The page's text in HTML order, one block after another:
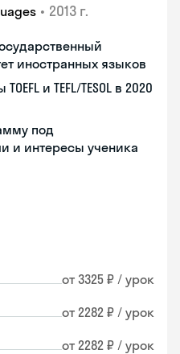
• 2013 г.
иностранных языков
и TEFL/TESOL в 2020
под
и интересы ученика
от 3325 ₽ / урок
от 2282 ₽ / урок
от 2282 ₽ / урок